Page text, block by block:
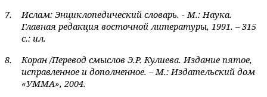
7.
Ислам: Энциклопедический словарь. - М.: Наука.
Главная редакция восточной литературы, 1991. – 315
с.: ил.
8.
Коран /Перевод смыслов Э.Р. Кулиева. Издание пятое,
исправленное и дополненное. – М.: Издательский дом
«УММА», 2004.